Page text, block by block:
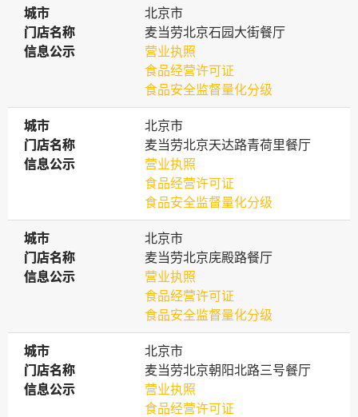
城市
城市
北京市
门店名称
门店名称
麦当劳北京石园大街餐厅
信息公示
信息公示
营业执照
食品经营许可证
食品安全监督量化分级
城市
城市
北京市
门店名称
门店名称
麦当劳北京天达路青荷里餐厅
信息公示
信息公示
营业执照
食品经营许可证
食品安全监督量化分级
城市
城市
北京市
门店名称
门店名称
麦当劳北京庑殿路餐厅
信息公示
信息公示
营业执照
食品经营许可证
食品安全监督量化分级
城市
城市
北京市
门店名称
门店名称
麦当劳北京朝阳北路三号餐厅
信息公示
信息公示
营业执照
食品经营许可证